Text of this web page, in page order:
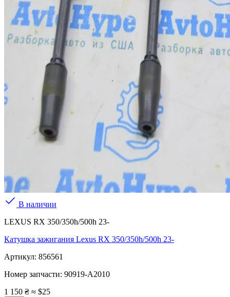
В наличии
LEXUS RX 350/350h/500h 23-
Катушка зажигания Lexus RX 350/350h/500h 23-
Артикул: 856561
Номер запчасти: 90919-A2010
1 150 ₴ ≈ $25